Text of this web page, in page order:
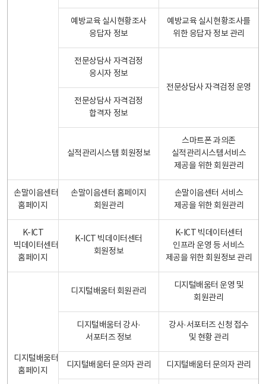
예방교육 실시현황조사
응답자 정보
예방교육 실시현황조사를
위한 응답자 정보 관리
전문상담사 자격검정
응시자 정보
전문상담사 자격검정 운영
전문상담사 자격검정
합격자 정보
실적관리시스템 회원정보
스마트폰 과의존
실적관리시스템서비스
제공을 위한 회원관리
손말이음센터
홈페이지
손말이음센터 홈페이지
회원관리
손말이음센터 서비스
제공을 위한 회원관리
K-ICT
빅데이터센터
홈페이지
K-ICT 빅데이터센터
회원정보
K-ICT 빅데이터센터
인프라 운영 등 서비스
제공을 위한 회원정보 관리
디지털배움터
홈페이지
디지털배움터 회원관리
디지털배움터 운영 및
회원관리
디지털배움터 강사·
서포터즈 정보
강사·서포터즈 신청 접수
및 현황 관리
디지털배움터 문의자 관리 디지털배움터 문의자 관리